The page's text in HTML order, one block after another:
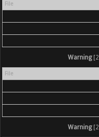
File
Warning
File
Warning